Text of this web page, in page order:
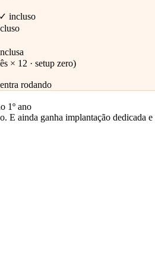
✓ incluso
× 12 · setup zero)
rodando
1º ano
E ainda ganha implantação dedicada e